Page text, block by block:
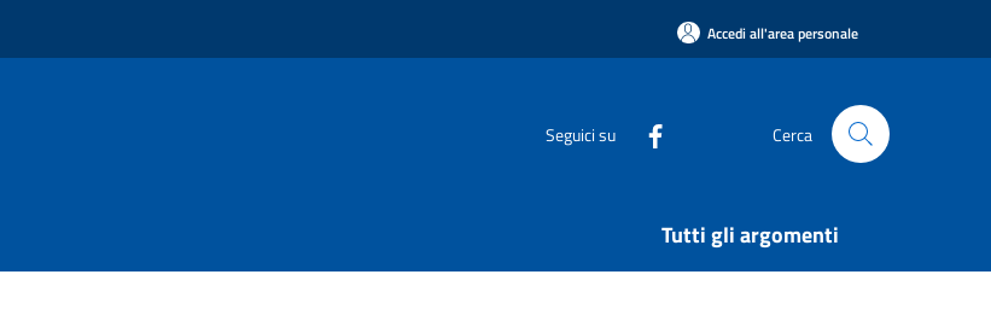
Accedi all'area personale
Seguici su Cerca
Tutti gli argomenti